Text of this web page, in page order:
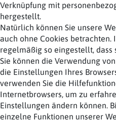
Verknüpfung mit
hergestellt.
Natürlich können Sie unsere
auch ohne Cookies betrachten.
regelmäßig so eingestellt, dass
Sie können die Verwendung
die Einstellungen Ihres
verwenden Sie die
Internetbrowsers, um zu
Einstellungen ändern können.
einzelne Funktionen unserer